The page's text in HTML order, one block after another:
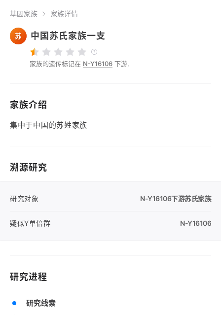
基因家族 家族详情
苏 中国苏氏家族一支
家族的遗传标记在 N-Y16106 下游,
家族介绍
集中于中国的苏姓家族
溯源研究
研究对象 N-Y16106下游苏氏家族
疑似Y单倍群 N-Y16106
研究进程
研究线索